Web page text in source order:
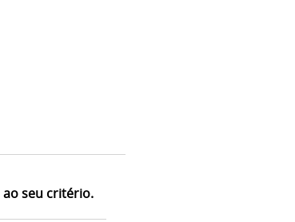
seu critério.